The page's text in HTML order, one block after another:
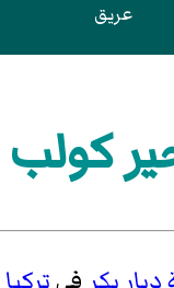
عريق
كولب